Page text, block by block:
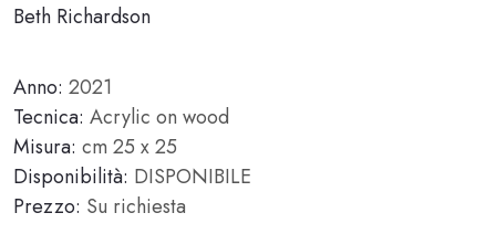
Beth Richardson
Anno: 2021
Tecnica: Acrylic on wood
Misura: cm 25 x 25
Disponibilità: DISPONIBILE
Prezzo: Su richiesta